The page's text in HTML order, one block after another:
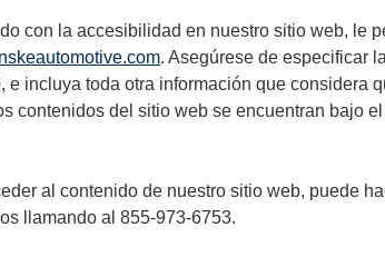
con la accesibilidad en nuestro sitio web, le
. Asegúrese de especificar
e incluya toda otra información que considera
contenidos del sitio web se encuentran bajo
al contenido de nuestro sitio web, puede
llamando al 855-973-6753.